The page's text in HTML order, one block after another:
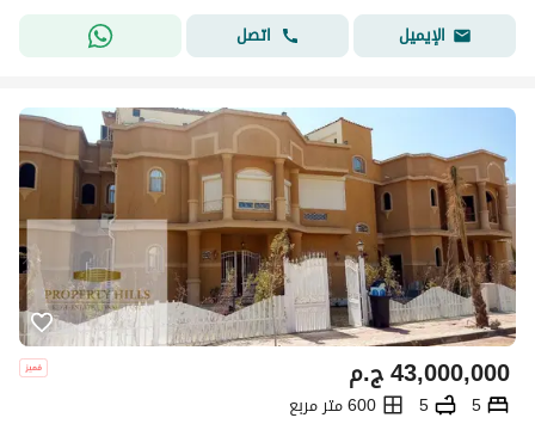
الإيميل
اتصل
ج.م43,000,000
5
5
600 متر مربع